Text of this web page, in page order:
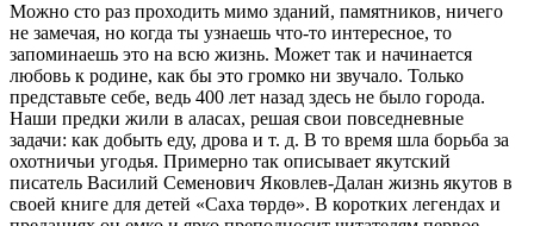
Можно сто раз проходить мимо зданий, памятников, ничего
не замечая, но когда ты узнаешь что-то интересное, то
запоминаешь это на всю жизнь. Может так и начинается
любовь к родине, как бы это громко ни звучало. Только
представьте себе, ведь 400 лет назад здесь не было города.
Наши предки жили в аласах, решая свои повседневные
задачи: как добыть еду, дрова и т. д. В то время шла борьба за
охотничьи угодья. Примерно так описывает якутский
писатель Василий Семенович Яковлев-Далан жизнь якутов в
своей книге для детей «Саха төрдө». В коротких легендах и